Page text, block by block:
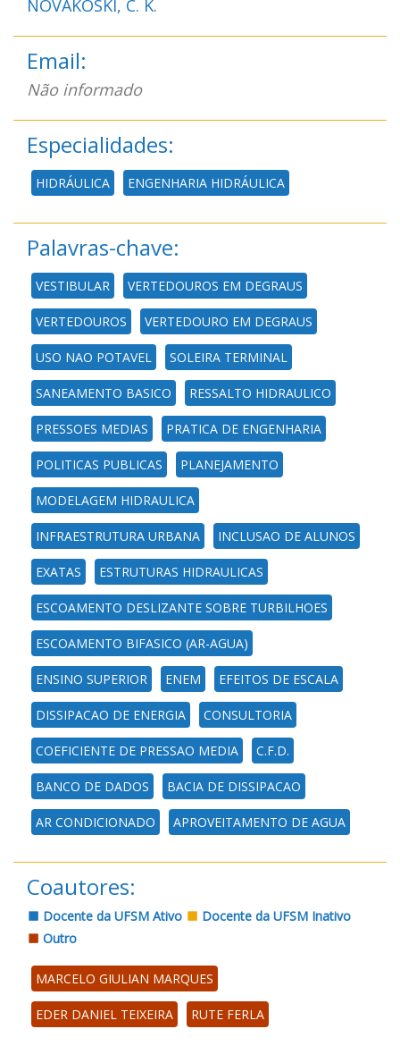
NOVAKOSKI, C. K.
Email:
Não informado
Especialidades:
HIDRÁULICA ENGENHARIA HIDRÁULICA
Palavras-chave:
VESTIBULAR VERTEDOUROS EM DEGRAUS
VERTEDOUROS VERTEDOURO EM DEGRAUS
USO NAO POTAVEL SOLEIRA TERMINAL
SANEAMENTO BASICO RESSALTO HIDRAULICO
PRESSOES MEDIAS PRATICA DE ENGENHARIA
POLITICAS PUBLICAS PLANEJAMENTO
MODELAGEM HIDRAULICA
INFRAESTRUTURA URBANA INCLUSAO DE ALUNOS
EXATAS ESTRUTURAS HIDRAULICAS
ESCOAMENTO DESLIZANTE SOBRE TURBILHOES
ESCOAMENTO BIFASICO (AR-AGUA)
ENSINO SUPERIOR ENEM EFEITOS DE ESCALA
DISSIPACAO DE ENERGIA CONSULTORIA
COEFICIENTE DE PRESSAO MEDIA C.F.D.
BANCO DE DADOS BACIA DE DISSIPACAO
AR CONDICIONADO APROVEITAMENTO DE AGUA
Coautores:
Docente da UFSM Ativo
Docente da UFSM Inativo
Outro
MARCELO GIULIAN MARQUES
EDER DANIEL TEIXEIRA RUTE FERLA